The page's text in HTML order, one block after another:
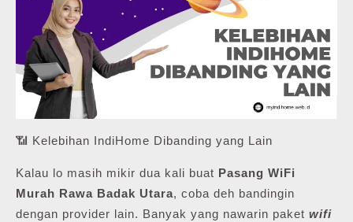
📶 Kelebihan IndiHome Dibanding yang Lain
Kalau lo masih mikir dua kali buat Pasang WiFi
Murah Rawa Badak Utara, coba deh bandingin
dengan provider lain. Banyak yang nawarin paket wifi